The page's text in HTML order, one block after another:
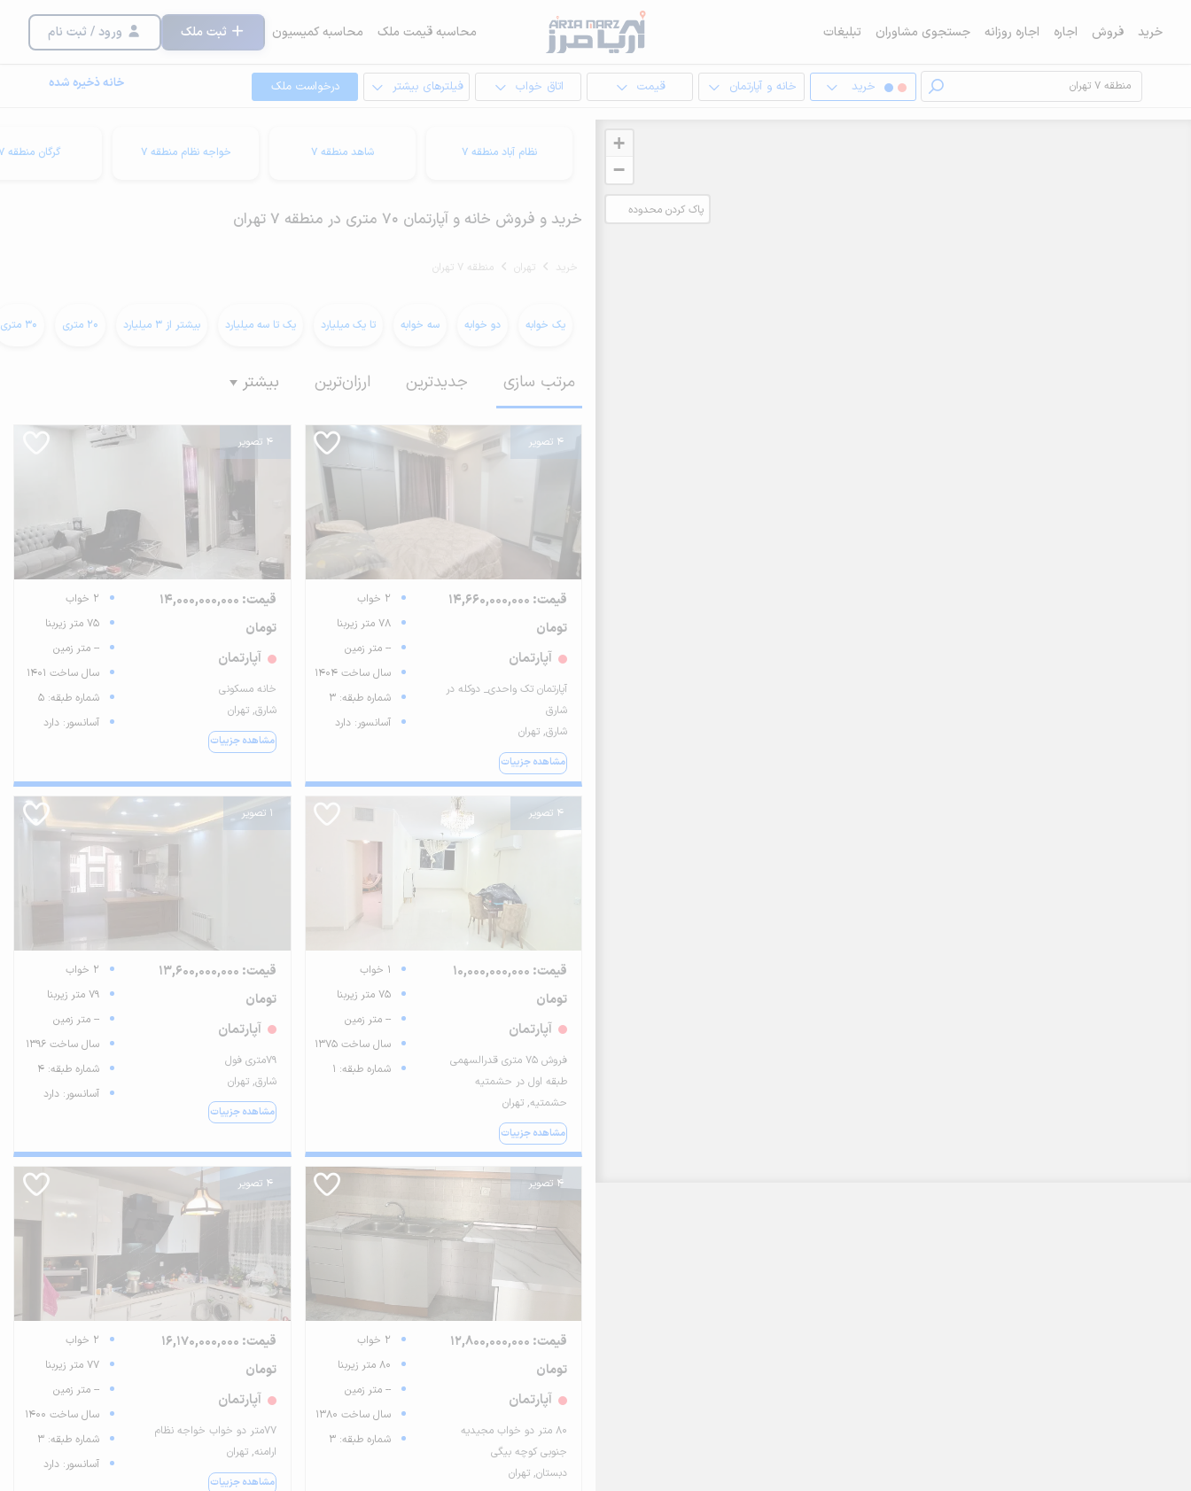
خرید فروش اجاره اجاره روزانه جستجوی مشاوران تبلیغات محاسبه قیمت ملک محاسبه کمیسیون ثبت ملک ورود / ثبت نام
خرید خانه و آپارتمان قیمت اتاق خواب فیلترهای بیشتر درخواست ملک خانه ذخیره شده
+
−
پاک کردن محدوده
نظام آباد منطقه 7 شاهد منطقه 7 خواجه نظام منطقه 7 گرگان منطقه 7
خرید و فروش خانه و آپارتمان 70 متری در منطقه 7 تهران
خرید تهران منطقه 7 تهران
یک خوابه دو خوابه سه خوابه تا یک میلیارد یک تا سه میلیارد بیشتر از 3 میلیارد 20 متری 30 متری
مرتب سازی جدیدترین ارزان‌ترین بیشتر
4 تصویر
قیمت: 14,660,000,000
تومان
آپارتمان
آپارتمان تک واحدی_ دوکله در
شارق
شارق, تهران
مشاهده جزییات
2 خواب
78 متر زیربنا
-- متر زمین
سال ساخت 1404
شماره طبقه: 3
آسانسور: دارد
4 تصویر
قیمت: 14,000,000,000
تومان
آپارتمان
خانه مسکونی
شارق, تهران
مشاهده جزییات
2 خواب
75 متر زیربنا
-- متر زمین
سال ساخت 1401
شماره طبقه: 5
آسانسور: دارد
4 تصویر
قیمت: 10,000,000,000
تومان
آپارتمان
فروش ۷۵ متری قدرالسهمی
طبقه اول در حشمتیه
حشمتیه, تهران
مشاهده جزییات
1 خواب
75 متر زیربنا
-- متر زمین
سال ساخت 1375
شماره طبقه: 1
1 تصویر
قیمت: 13,600,000,000
تومان
آپارتمان
79متری فول
شارق, تهران
مشاهده جزییات
2 خواب
79 متر زیربنا
-- متر زمین
سال ساخت 1396
شماره طبقه: 4
آسانسور: دارد
4 تصویر
قیمت: 12,800,000,000
تومان
آپارتمان
۸۰ متر دو خواب مجیدیه
جنوبی کوچه بیگی
دبستان, تهران
2 خواب
80 متر زیربنا
-- متر زمین
سال ساخت 1380
شماره طبقه: 3
4 تصویر
قیمت: 16,170,000,000
تومان
آپارتمان
۷۷متر دو خواب خواجه نظام
ارامنه, تهران
مشاهده جزییات
2 خواب
77 متر زیربنا
-- متر زمین
سال ساخت 1400
شماره طبقه: 3
آسانسور: دارد